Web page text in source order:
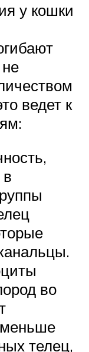
у кошки
ведет к
во
меньше
телец,